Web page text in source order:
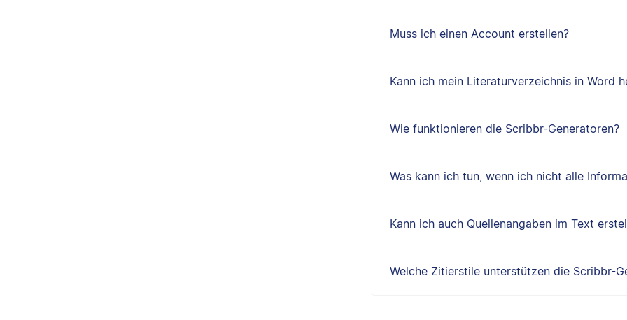
Muss ich einen Account erstellen?
Kann ich mein Literaturverzeichnis in Word
Wie funktionieren die Scribbr-Generatoren?
Was kann ich tun, wenn ich nicht alle
Kann ich auch Quellenangaben im Text
Welche Zitierstile unterstützen die Scribbr-